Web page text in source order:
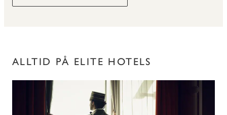
ALLTID PÅ ELITE HOTELS